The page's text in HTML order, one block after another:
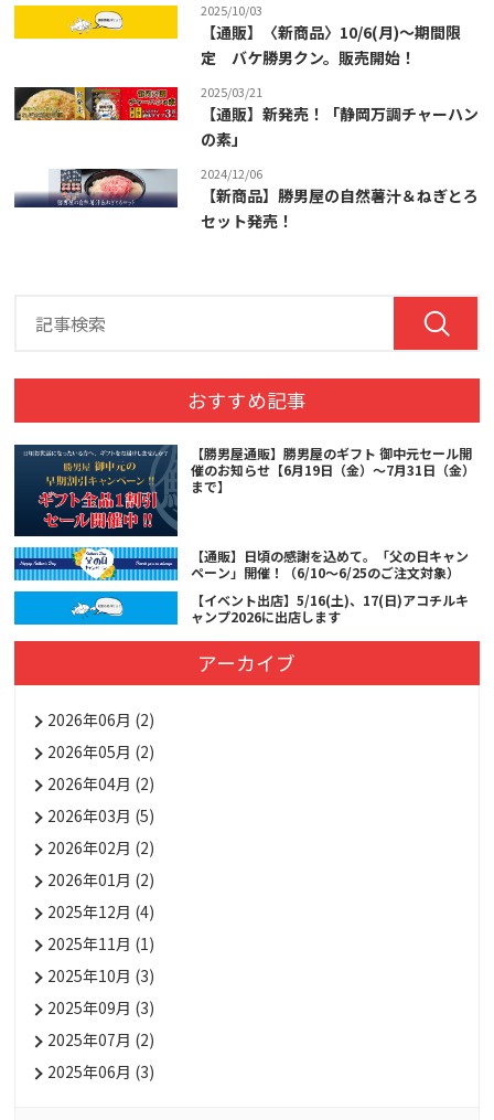
2025/10/03
【通販】〈新商品〉10/6(月)～期間限
定 バケ勝男クン。販売開始！
2025/03/21
【通販】新発売！「静岡万調チャーハン
の素」
2024/12/06
【新商品】勝男屋の自然薯汁＆ねぎとろ
セット発売！
おすすめ記事
【勝男屋通販】勝男屋のギフト 御中元セール開
催のお知らせ【6月19日（金）～7月31日（金）
まで】
【通販】日頃の感謝を込めて。「父の日キャン
ペーン」開催！（6/10～6/25のご注文対象）
【イベント出店】5/16(土)、17(日)アコチルキ
ャンプ2026に出店します
アーカイブ
2026年06月 (2)
2026年05月 (2)
2026年04月 (2)
2026年03月 (5)
2026年02月 (2)
2026年01月 (2)
2025年12月 (4)
2025年11月 (1)
2025年10月 (3)
2025年09月 (3)
2025年07月 (2)
2025年06月 (3)